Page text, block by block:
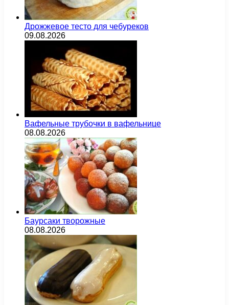
Дрожжевое тесто для чебуреков
09.08.2026
Вафельные трубочки в вафельнице
08.08.2026
Баурсаки творожные
08.08.2026